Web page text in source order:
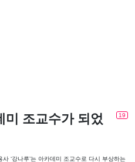
미 조교수가 되었
19
‘강나루’는 아카데미 조교수로 다시 부상하는